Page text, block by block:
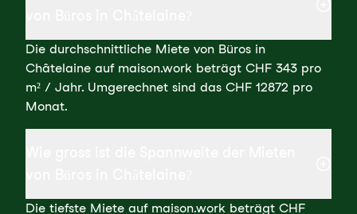
Die durchschnittliche Miete von Büros in
Châtelaine auf maison.work beträgt CHF 343 pro
m² / Jahr. Umgerechnet sind das CHF 12872 pro
Monat.
Die tiefste Miete auf maison.work beträgt CHF